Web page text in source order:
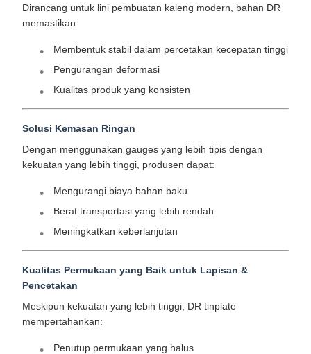
Dirancang untuk lini pembuatan kaleng modern, bahan DR
memastikan:
Membentuk stabil dalam percetakan kecepatan tinggi
Pengurangan deformasi
Kualitas produk yang konsisten
Solusi Kemasan Ringan
Dengan menggunakan gauges yang lebih tipis dengan
kekuatan yang lebih tinggi, produsen dapat:
Mengurangi biaya bahan baku
Berat transportasi yang lebih rendah
Meningkatkan keberlanjutan
Kualitas Permukaan yang Baik untuk Lapisan &
Pencetakan
Meskipun kekuatan yang lebih tinggi, DR tinplate
mempertahankan:
Penutup permukaan yang halus